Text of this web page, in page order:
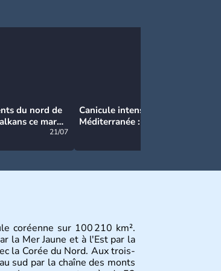
du nord de
ce mardi
21/07
Canicule intense en
Méditerranée : près de 50°C
coréenne sur 100 210 km².
la Mer Jaune et à l'Est par la
la Corée du Nord. Aux trois-
sud par la chaîne des monts